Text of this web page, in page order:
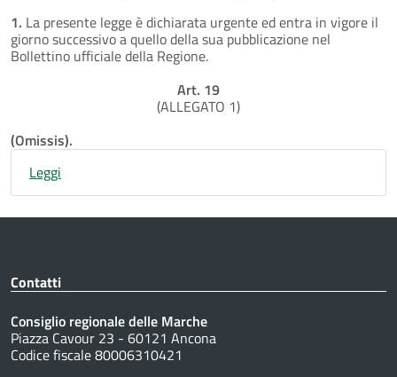
1. La presente legge è dichiarata urgente ed entra in vigore il
giorno successivo a quello della sua pubblicazione nel
Bollettino ufficiale della Regione.
Art. 19
(ALLEGATO 1)
(Omissis).
Leggi
Contatti
Consiglio regionale delle Marche
Piazza Cavour 23 - 60121 Ancona
Codice fiscale 80006310421